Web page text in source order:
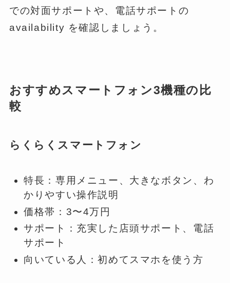
での対面サポートや、電話サポートの
availability を確認しましょう。
おすすめスマートフォン3機種の比
較
らくらくスマートフォン
特長：専用メニュー、大きなボタン、わ
かりやすい操作説明
価格帯：3〜4万円
サポート：充実した店頭サポート、電話
サポート
向いている人：初めてスマホを使う方